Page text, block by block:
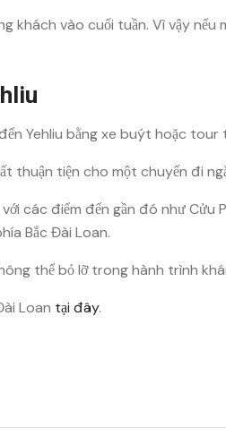
khách vào cuối tuần. Vì vậy nếu
Yehliu bằng xe buýt hoặc tour
thuận tiện cho một chuyến đi
các điểm đến gần đó như Cửu
Bắc Đài Loan.
thể bỏ lỡ trong hành trình
Loan tại đây.